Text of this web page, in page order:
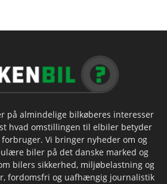
på almindelige bilkøberes interesser
hvad omstillingen til elbiler betyder
Vi bringer nyheder om og
biler på det danske marked og
bilers sikkerhed, miljøbelastning og
fordomsfri og uafhængig journalistik